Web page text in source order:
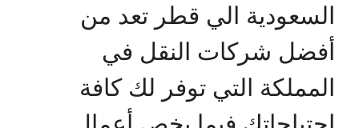
السعودية الي قطر تعد من
أفضل شركات النقل في
المملكة التي توفر لك كافة